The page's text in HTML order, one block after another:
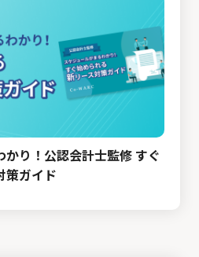
かり！公認会計士監修 すぐ
策ガイド